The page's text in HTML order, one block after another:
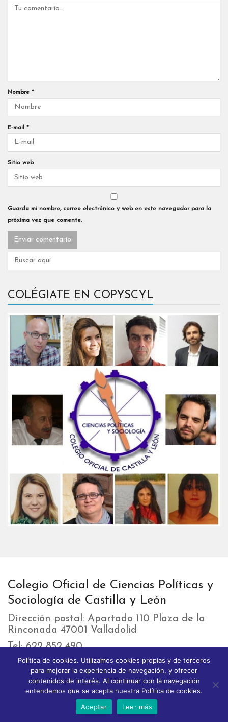
Nombre *
E-mail *
Sitio web
Guarda mi nombre, correo electrónico y web en este navegador para la
próxima vez que comente.
COLÉGIATE EN COPYSCYL
Colegio Oficial de Ciencias Políticas y
Sociología de Castilla y León
Dirección postal: Apartado 110 Plaza de la
Rinconada 47001 Valladolid
Tel: 622 852 490
e-mail: contacto@copyscyl.org
LIKEBOX
Política de cookies. Utilizamos cookies propias y de terceros
para mejorar la experiencia de navegación, y ofrecer
contenidos de interés. Al continuar con la navegación
entendemos que se acepta nuestra Política de cookies.
Aceptar
Leer más